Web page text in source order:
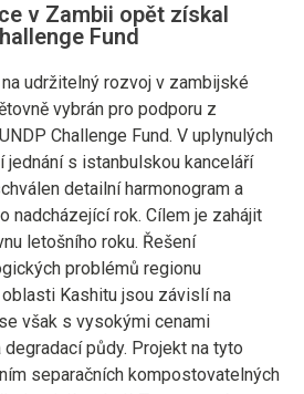
v Zambii opět získal
Fund
udržitelný rozvoj v zambijské
vybrán pro podporu z
Challenge Fund. V uplynulých
jednání s istanbulskou kanceláří
detailní harmonogram a
nadcházející rok. Cílem je zahájit
letošního roku. Řešení
problémů regionu
Kashitu jsou závislí na
však s vysokými cenami
půdy. Projekt na tyto
separačních kompostovatelných